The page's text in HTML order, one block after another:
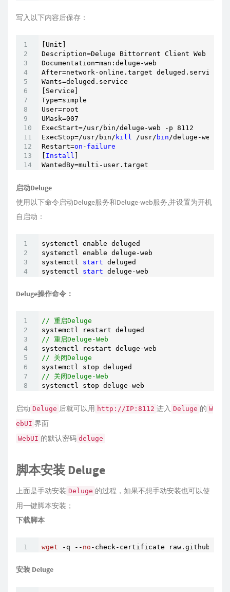
写入以下内容后保存：
[Unit]
Description=Deluge Bittorrent Client Web
Documentation=man:deluge-web
After=network-online.target deluged.service
Wants=deluged.service
[Service]
Type=simple
User=root
UMask=007
ExecStart=/usr/bin/deluge-web -p 8112
ExecStop=/usr/bin/ kill /usr/ bin/deluge-web
Restart=on - failure
Install
WantedBy=multi-user.target
启动Deluge
使用以下命令启动Deluge服务和Deluge-web服务,并设置为开机
自启动：
systemctl enable deluged
systemctl enable deluge-web
systemctl start deluged
systemctl start deluge-web
Deluge操作命令：
// 重启Deluge
// 重启Deluge-Web
// 关闭Deluge
// 关闭Deluge-Web
systemctl stop deluge-web
启动 Deluge 后就可以用 http://IP:8112 进入 Deluge 的 W
ebUI 界面
WebUI 的默认密码 deluge
脚本安装 Deluge
上面是手动安装 Deluge 的过程，如果不想手动安装也可以使
用一键脚本安装；
下载脚本
wget -q -- no -check-certificate
安装 Deluge